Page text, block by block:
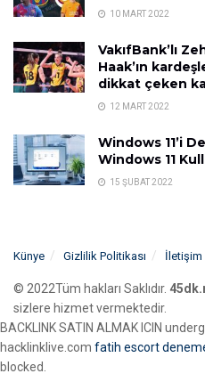
10 MART 2022
VakıfBank’lı
Haak’ın
dikkat çeken
12 MART 2022
Windows 11’i
Windows 11
15 ŞUBAT 2022
Künye Gizlilik Politikası İletişim
© 2022Tüm hakları Saklıdır.
sizlere hizmet vermektedir.
BACKLINK SATIN ALMAK ICIN
hacklinklive.com fatih escort
blocked.